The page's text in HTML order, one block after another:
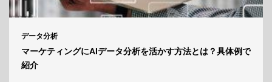
データ分析
マーケティングにAIデータ分析を活かす方法とは？具体例で
紹介